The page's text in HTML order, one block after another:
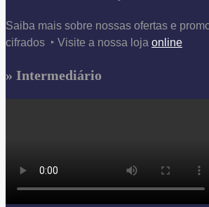
Saiba mais sobre nossas ofertas e
cifrados ‣ Visite a nossa loja online
» Intermediário